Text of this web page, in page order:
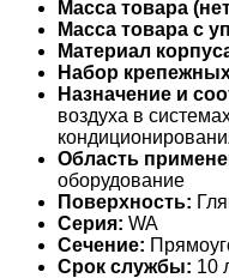
Масса товара
Масса товара с
Материал
Набор
Назначение и
воздуха в
Область
оборудование
Поверхность:
Серия: WA
Сечение:
Срок службы: 10